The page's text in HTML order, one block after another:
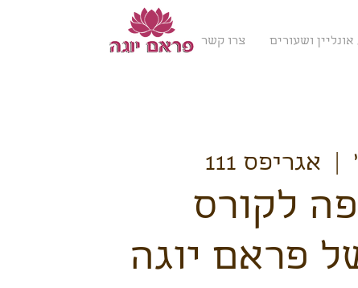
ושעורים צרו קשר
אגריפס 111
לקורס
פראם יוגה